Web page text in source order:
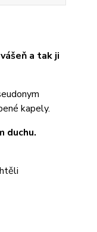
a tak ji
kapely.
duchu.